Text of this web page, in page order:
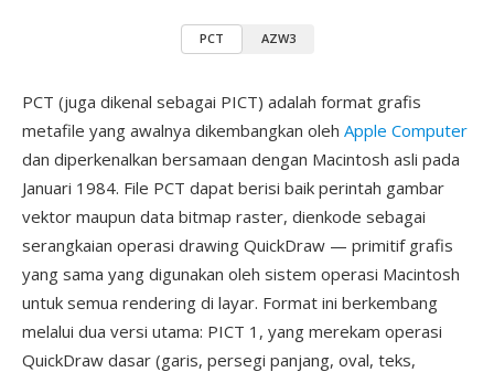
PCT AZW3
PCT (juga dikenal sebagai PICT) adalah format grafis
metafile yang awalnya dikembangkan oleh Apple Computer
dan diperkenalkan bersamaan dengan Macintosh asli pada
Januari 1984. File PCT dapat berisi baik perintah gambar
vektor maupun data bitmap raster, dienkode sebagai
serangkaian operasi drawing QuickDraw — primitif grafis
yang sama yang digunakan oleh sistem operasi Macintosh
untuk semua rendering di layar. Format ini berkembang
melalui dua versi utama: PICT 1, yang merekam operasi
QuickDraw dasar (garis, persegi panjang, oval, teks,